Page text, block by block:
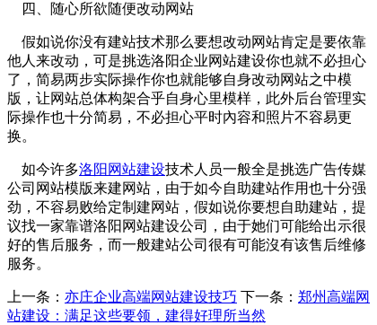
四、随心所欲随便改动网站
假如说你没有建站技术那么要想改动网站肯定是要依靠
他人来改动，可是挑选洛阳企业网站建设你也就不必担心
了，简易两步实际操作你也就能够自身改动网站之中模
版，让网站总体构架合乎自身心里模样，此外后台管理实
际操作也十分简易，不必担心平时內容和照片不容易更
换。
如今许多洛阳网站建设技术人员一般全是挑选广告传媒
公司网站模版来建网站，由于如今自助建站作用也十分强
劲，不容易败给定制建网站，假如说你要想自助建站，提
议找一家靠谱洛阳网站建设公司，由于她们可能给出示很
好的售后服务，而一般建站公司很有可能沒有该售后维修
服务。
上一条： 亦庄企业高端网站建设技巧 下一条： 郑州高端网
站建设：满足这些要领，建得好理所当然